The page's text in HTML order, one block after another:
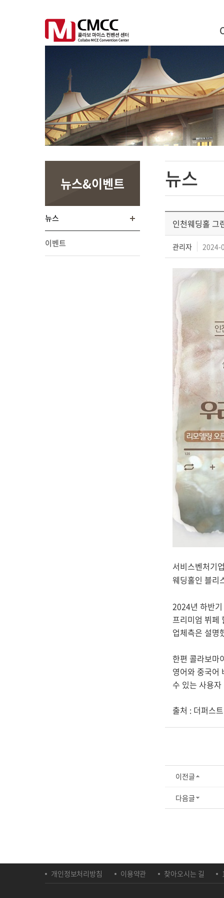
뉴스&이벤트
뉴스
이벤트
뉴스
인천웨딩홀 그
관리자 2024-
서비스벤처기
웨딩홀인 블리
2024년 하반
프리미엄 뷔페
업체측은 설명
한편 콜라보마
영어와 중국어
수 있는 사용
출처 : 더퍼스
이전글
다음글
개인정보처리방침 이용약관 찾아오시는 길